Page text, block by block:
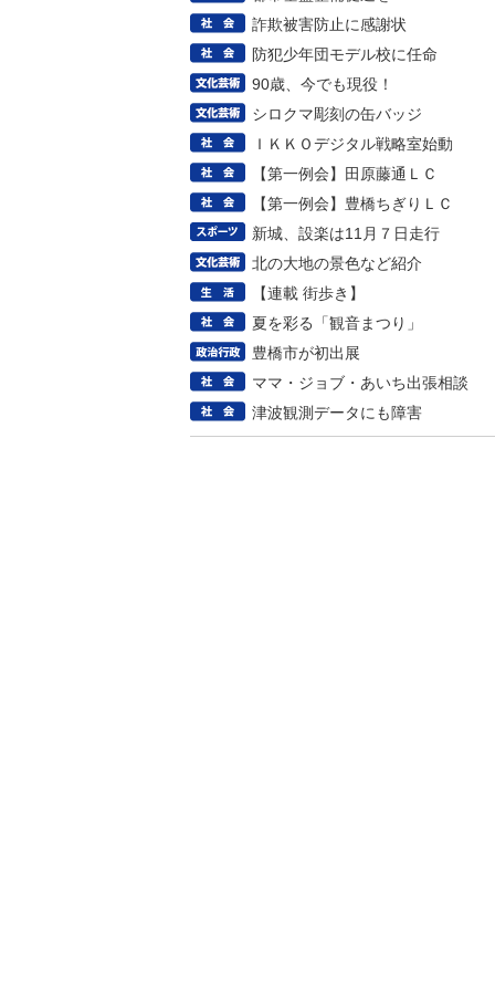
詐欺被害防止に感謝状
防犯少年団モデル校に任命
90歳、今でも現役！
シロクマ彫刻の缶バッジ
ＩＫＫＯデジタル戦略室始動
【第一例会】田原藤通ＬＣ
【第一例会】豊橋ちぎりＬＣ
新城、設楽は11月７日走行
北の大地の景色など紹介
【連載 街歩き】
夏を彩る「観音まつり」
豊橋市が初出展
ママ・ジョブ・あいち出張相談
津波観測データにも障害